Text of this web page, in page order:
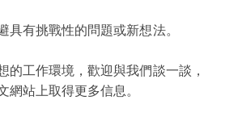
具有挑戰性的問題或新想法。
的工作環境，歡迎與我們談一談，
網站上取得更多信息。